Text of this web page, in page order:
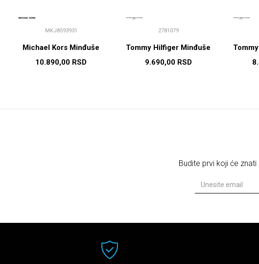
MKJ8593931
Michael Kors Minđuše
10.890,00 RSD
2781079
Tommy Hilfiger Minđuše
9.690,00 RSD
Budite prvi koji će